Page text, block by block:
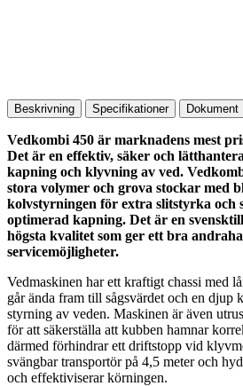
Beskrivning Specifikationer Dokument
Vedkombi 450 är marknadens mest
Det är en effektiv, säker och
kapning och klyvning av ved.
stora volymer och grova stockar med
kolvstyrningen för extra slitstyrka och
optimerad kapning. Det är en
högsta kvalitet som ger ett bra
servicemöjligheter.
Vedmaskinen har ett kraftigt chassi med
går ända fram till sågsvärdet och en djup
styrning av veden. Maskinen är även
för att säkerställa att kubben hamnar
därmed förhindrar ett driftstopp vid
svängbar transportör på 4,5 meter och
och effektiviserar körningen.